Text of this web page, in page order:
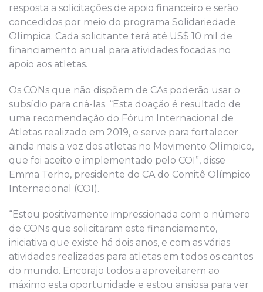
resposta a solicitações de apoio financeiro e serão
concedidos por meio do programa Solidariedade
Olímpica. Cada solicitante terá até US$ 10 mil de
financiamento anual para atividades focadas no
apoio aos atletas.
Os CONs que não dispõem de CAs poderão usar o
subsídio para criá-las. “Esta doação é resultado de
uma recomendação do Fórum Internacional de
Atletas realizado em 2019, e serve para fortalecer
ainda mais a voz dos atletas no Movimento Olímpico,
que foi aceito e implementado pelo COI”, disse
Emma Terho, presidente do CA do Comitê Olímpico
Internacional (COI).
“Estou positivamente impressionada com o número
de CONs que solicitaram este financiamento,
iniciativa que existe há dois anos, e com as várias
atividades realizadas para atletas em todos os cantos
do mundo. Encorajo todos a aproveitarem ao
máximo esta oportunidade e estou ansiosa para ver